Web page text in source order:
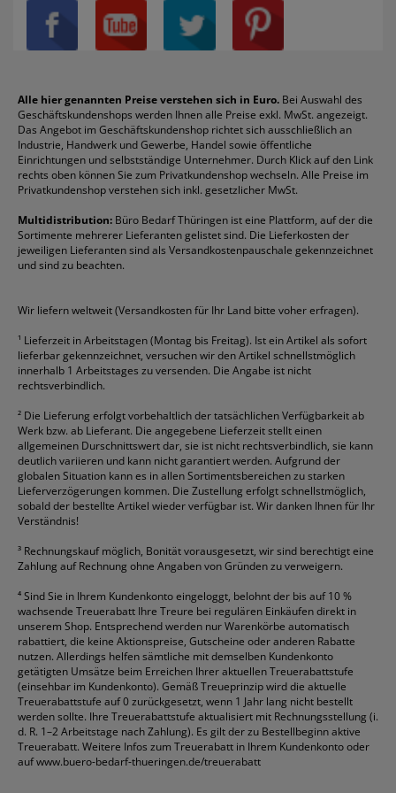
Privatsphäre-Einstellungen
Über uns
Reklamation / Retouren
Vertrag widerrufen (Privatkunden)
Rabatte & Aktionen
Blöcke
Boardmarker
Briefumschläge
Druckerpatronen
Etiketten
Fineliner
Folienschreiber
Formulare
Gelschreiber
Geschäftsbücher
Kaffee
Klebeband
Klemmmappen
Kopierpapier
Korrekturmittel
Kugelschreiber
Mappen
Ordner
Packband
Permanentmarker
Schnellhefter
Sichthüllen
Taschenrechner
Textmarker
Tintenroller
Tintenpatronen
Toilettenpapier
Toner
Versandmaterial
Versandtaschen
Canon
Durable
DYMO
Edding
Esselte
Faber-Castell
Fellowes
Franken
Fripa
HP
Läufer
Melitta
Pentel
Pelikan
Pilot
Pritt
Schneider
Stabilo
Staedtler
alle Marken anzeigen
Alle hier genannten Preise verstehen sich in Euro. Bei Auswahl des
Geschäftskundenshops werden Ihnen alle Preise exkl. MwSt. angezeigt.
Das Angebot im Geschäftskundenshop richtet sich ausschließlich an
Industrie, Handwerk und Gewerbe, Handel sowie öffentliche
Einrichtungen und selbstständige Unternehmer. Durch Klick auf den Link
rechts oben können Sie zum Privatkundenshop wechseln. Alle Preise im
Privatkundenshop verstehen sich inkl. gesetzlicher MwSt.
Multidistribution: Büro Bedarf Thüringen ist eine Plattform, auf der die
Sortimente mehrerer Lieferanten gelistet sind. Die Lieferkosten der
jeweiligen Lieferanten sind als Versandkostenpauschale gekennzeichnet
und sind zu beachten.
Wir liefern weltweit (Versandkosten für Ihr Land bitte voher erfragen).
¹ Lieferzeit in Arbeitstagen (Montag bis Freitag). Ist ein Artikel als sofort
lieferbar gekennzeichnet, versuchen wir den Artikel schnellstmöglich
innerhalb 1 Arbeitstages zu versenden. Die Angabe ist nicht
rechtsverbindlich.
² Die Lieferung erfolgt vorbehaltlich der tatsächlichen Verfügbarkeit ab
Werk bzw. ab Lieferant. Die angegebene Lieferzeit stellt einen
allgemeinen Durschnittswert dar, sie ist nicht rechtsverbindlich, sie kann
deutlich variieren und kann nicht garantiert werden. Aufgrund der
globalen Situation kann es in allen Sortimentsbereichen zu starken
Lieferverzögerungen kommen. Die Zustellung erfolgt schnellstmöglich,
sobald der bestellte Artikel wieder verfügbar ist. Wir danken Ihnen für Ihr
Verständnis!
³ Rechnungskauf möglich, Bonität vorausgesetzt, wir sind berechtigt eine
Zahlung auf Rechnung ohne Angaben von Gründen zu verweigern.
⁴Sind Sie in Ihrem Kundenkonto eingeloggt, belohnt der bis auf 10 %
wachsende Treuerabatt Ihre Treure bei regulären Einkäufen direkt in
unserem Shop. Entsprechend werden nur Warenkörbe automatisch
rabattiert, die keine Aktionspreise, Gutscheine oder anderen Rabatte
nutzen. Allerdings helfen sämtliche mit demselben Kundenkonto
getätigten Umsätze beim Erreichen Ihrer aktuellen Treuerabattstufe
(einsehbar im Kundenkonto). Gemäß Treueprinzip wird die aktuelle
Treuerabattstufe auf 0 zurückgesetzt, wenn 1 Jahr lang nicht bestellt
werden sollte. Ihre Treuerabattstufe aktualisiert mit Rechnungsstellung (i.
d. R. 1–2 Arbeitstage nach Zahlung). Es gilt der zu Bestellbeginn aktive
Treuerabatt. Weitere Infos zum Treuerabatt in Ihrem Kundenkonto oder
aufwww.buero-bedarf-thueringen.de/treuerabatt